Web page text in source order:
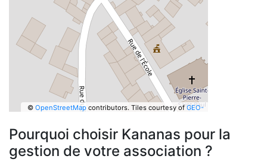
© OpenStreetMapcontributors. Tiles courtesy ofGEO-
Pourquoi choisir Kananas pour la
gestion de votre association ?